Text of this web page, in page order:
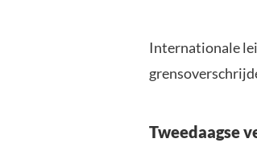
Internationale
Tweedaagse